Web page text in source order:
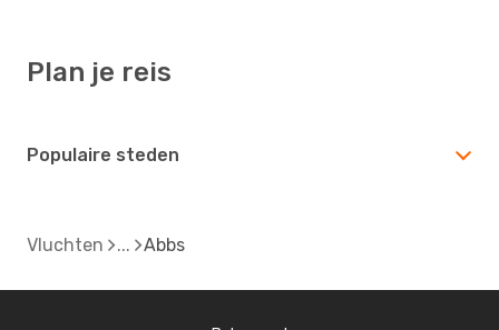
Plan je reis
Populaire steden
Vluchten Abbs